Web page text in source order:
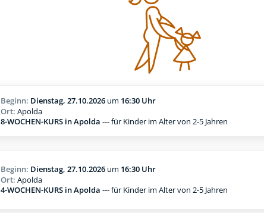
Beginn: Dienstag, 27.10.2026 um 16:30 Uhr
Ort: Apolda
8-WOCHEN-KURS in Apolda --- für Kinder im Alter von 2-5 Jahren
Beginn: Dienstag, 27.10.2026 um 16:30 Uhr
Ort: Apolda
4-WOCHEN-KURS in Apolda --- für Kinder im Alter von 2-5 Jahren